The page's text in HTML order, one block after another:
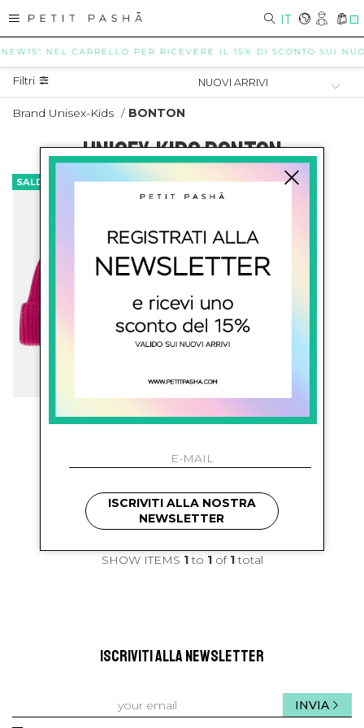
IT 0
NEL CARRELLO PER RICEVERE IL 15% DI SCONTO SUI
Filtri
Brand Unisex-Kids / BONTON
UNISEX-KIDS BONTON
SALDI
bonton
SHOW ITEMS 1to 1of 1total
ISCRIVITI ALLA NEWSLETTER
INVIA
ISCRIVITI ALLA NOSTRA
NEWSLETTER